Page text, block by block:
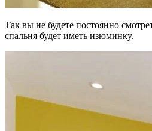
Так вы не будете постоянно
спальня будет иметь изюминку.